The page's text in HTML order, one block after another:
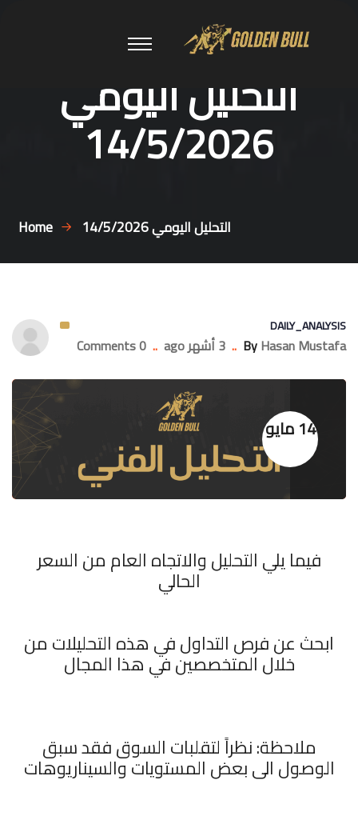
التحليل اليومي
14/5/2026
Home التحليل اليومي 14/5/2026
DAILY_ANALYSIS
ByHasan Mustafa
.. 3 أشهر ago ..
0 Comments
14 مايو
فيما يلي التحليل والاتجاه العام من السعر
الحالي
ابحث عن فرص التداول في هذه التحليلات من
خلال المتخصصين في هذا المجال
ملاحظة: نظراً لتقلبات السوق فقد سبق
الوصول الى بعض المستويات والسيناريوهات